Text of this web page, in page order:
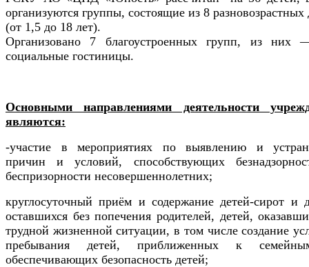
организуются группы, состоящие из 8 разновозрастных
(от 1,5 до 18 лет).
Организовано 7 благоустроенных групп, из
социальные гостиницы.
Основными направлениями деятельности
являются:
-участие в мероприятиях по выявлению и
причин и условий, способствующих
беспризорности несовершеннолетних;
круглосуточный приём и содержание детей-сирот и
оставшихся без попечения родителей, детей,
трудной жизненной ситуации, в том числе создание
пребывания детей, приближенных к
обеспечивающих безопасность детей;